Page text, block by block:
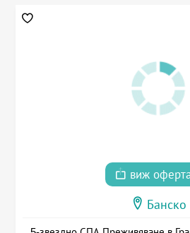
виж
Банско